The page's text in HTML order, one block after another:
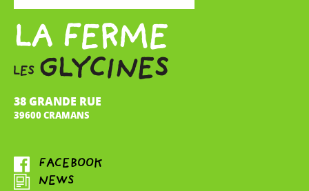
38 GRANDE RUE
39600 CRAMANS